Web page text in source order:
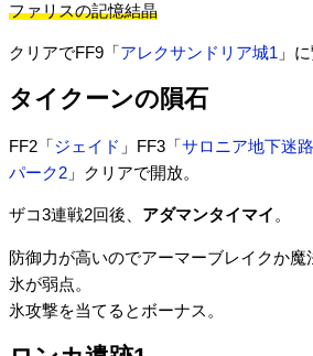
ファリスの記憶結晶
クリアでFF9「 アレクサンドリア城1 」
タイクーンの隕石
FF2「ジェイド 」FF3「サロニア地下迷路
パーク2 」クリアで開放。
ザコ3連戦2回後、 アダマンタイマイ 。
防御力が高いのでアーマーブレイクか魔
氷が弱点。
氷攻撃を当てるとボーナス。